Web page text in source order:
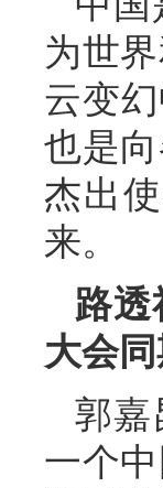
为世
云变
也是
杰出
来。
路透
大会
郭嘉
一个